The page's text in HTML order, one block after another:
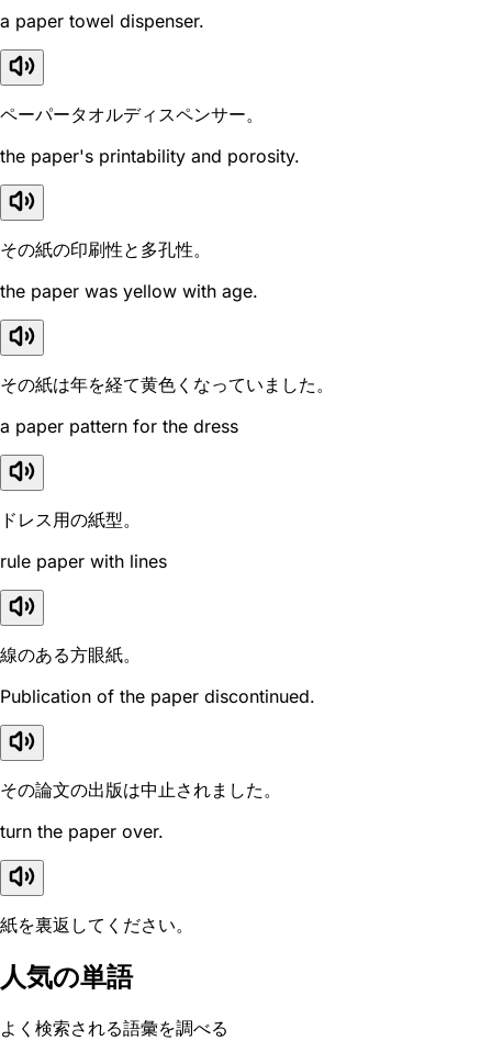
a paper towel dispenser.
ペーパータオルディスペンサー。
the paper's printability and porosity.
その紙の印刷性と多孔性。
the paper was yellow with age.
その紙は年を経て黄色くなっていました。
a paper pattern for the dress
ドレス用の紙型。
rule paper with lines
線のある方眼紙。
Publication of the paper discontinued.
その論文の出版は中止されました。
turn the paper over.
紙を裏返してください。
人気の単語
よく検索される語彙を調べる